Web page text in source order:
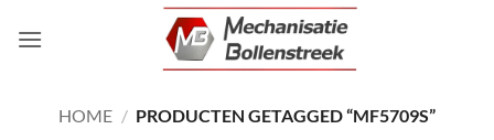
naar
HOME / PRODUCTEN GETAGGED “MF5709S”